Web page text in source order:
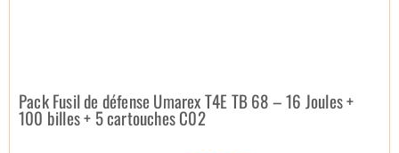
Pack Fusil de défense Umarex T4E TB 68 – 16 Joules +
100 billes + 5 cartouches C02